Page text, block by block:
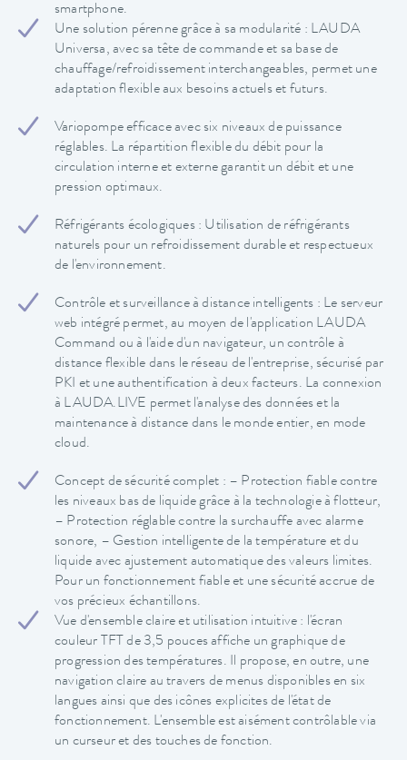
smartphone.
Une solution pérenne grâce à sa modularité : LAUDA
Universa, avec sa tête de commande et sa base de
chauffage/refroidissement interchangeables, permet une
adaptation flexible aux besoins actuels et futurs.
Variopompe efficace avec six niveaux de puissance
réglables. La répartition flexible du débit pour la
circulation interne et externe garantit un débit et une
pression optimaux.
Réfrigérants écologiques : Utilisation de réfrigérants
naturels pour un refroidissement durable et respectueux
de l'environnement.
Contrôle et surveillance à distance intelligents : Le serveur
web intégré permet, au moyen de l'application LAUDA
Command ou à l'aide d'un navigateur, un contrôle à
distance flexible dans le réseau de l'entreprise, sécurisé par
PKI et une authentification à deux facteurs. La connexion
à LAUDA.LIVE permet l'analyse des données et la
maintenance à distance dans le monde entier, en mode
cloud.
Concept de sécurité complet : – Protection fiable contre
les niveaux bas de liquide grâce à la technologie à flotteur,
– Protection réglable contre la surchauffe avec alarme
sonore, – Gestion intelligente de la température et du
liquide avec ajustement automatique des valeurs limites.
Pour un fonctionnement fiable et une sécurité accrue de
vos précieux échantillons.
Vue d'ensemble claire et utilisation intuitive : l'écran
couleur TFT de 3,5 pouces affiche un graphique de
progression des températures. Il propose, en outre, une
navigation claire au travers de menus disponibles en six
langues ainsi que des icônes explicites de l'état de
fonctionnement. L'ensemble est aisément contrôlable via
un curseur et des touches de fonction.